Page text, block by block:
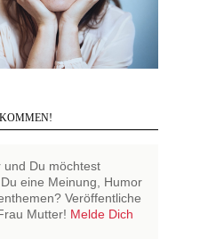
und Du möchtest
eine Meinung, Humor
Veröffentliche
Mutter! Melde Dich